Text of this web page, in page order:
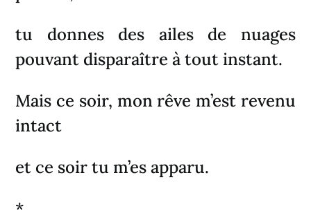
tu donnes des ailes de nuages
pouvant disparaître à tout instant.
Mais ce soir, mon rêve m’est revenu
intact
et ce soir tu m’es apparu.